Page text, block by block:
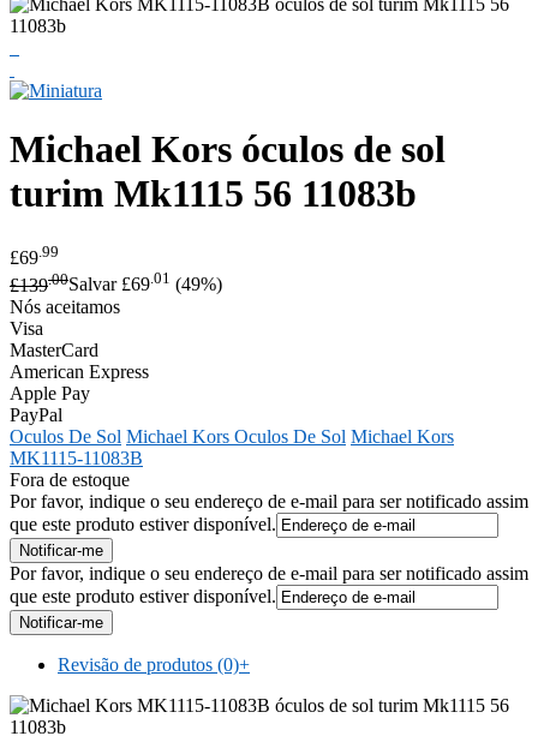
Michael Kors óculos de sol
turim Mk1115 56 11083b
£69 .99
£139.00Salvar £69.01 (49%)
Nós aceitamos
Visa
MasterCard
American Express
Apple Pay
PayPal
Oculos De Sol Michael Kors Oculos De Sol Michael Kors
MK1115-11083B
Fora de estoque
Por favor, indique o seu endereço de e-mail para ser notificado assim
que este produto estiver disponível.
Por favor, indique o seu endereço de e-mail para ser notificado assim
que este produto estiver disponível.
Revisão de produtos (0)+